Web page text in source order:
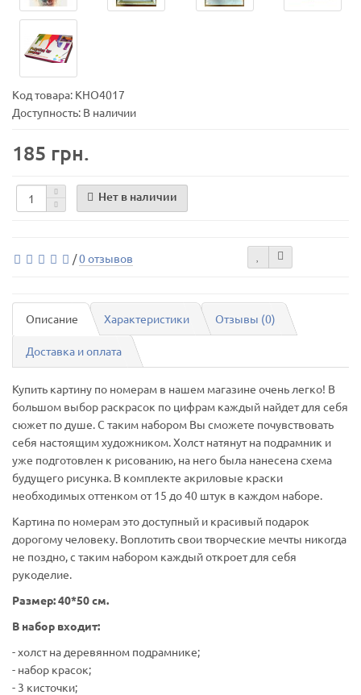
Код товара: KHО4017
Доступность: В наличии
185 грн.
Нет в наличии
/0 отзывов
Описание Характеристики Отзывы (0)
Доставка и оплата
Купить картину по номерам в нашем магазине очень легко! В
большом выбор раскрасок по цифрам каждый найдет для себя
сюжет по душе. С таким набором Вы сможете почувствовать
себя настоящим художником. Холст натянут на подрамник и
уже подготовлен к рисованию, на него была нанесена схема
будущего рисунка. В комплекте акриловые краски
необходимых оттенком от 15 до 40 штук в каждом наборе.
Картина по номерам это доступный и красивый подарок
дорогому человеку. Воплотить свои творческие мечты никогда
не поздно, с таким набором каждый откроет для себя
рукоделие.
Размер: 40*50 см.
В набор входит:
- холст на деревянном подрамнике;
- набор красок;
- 3 кисточки;